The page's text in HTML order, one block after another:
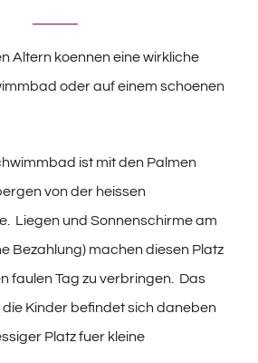
Altern koennen eine wirkliche
oder auf einem schoenen
ist mit den Palmen
von der heissen
Liegen und Sonnenschirme am
Bezahlung) machen diesen Platz
faulen Tag zu verbringen. Das
Kinder befindet sich daneben
Platz fuer kleine